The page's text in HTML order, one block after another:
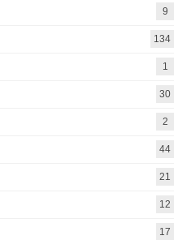
9
134
1
30
2
44
21
12
17